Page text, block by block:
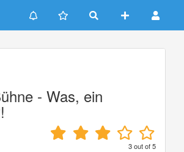
- Was, ein
3out of5